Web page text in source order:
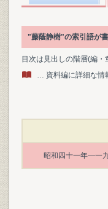
"藤蔭静樹"の索引語が
目次は見出しの階層(編
… 資料編に詳細な情
昭和四十一年―一